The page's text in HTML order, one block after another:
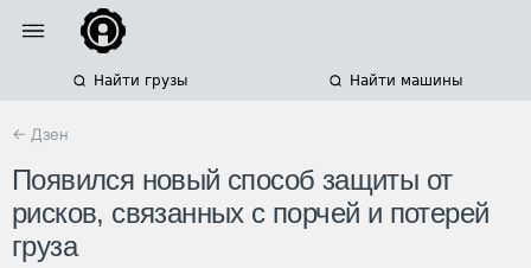
Найти грузы Найти машины
← Дзен
Появился новый способ защиты от
рисков, связанных с порчей и потерей
груза